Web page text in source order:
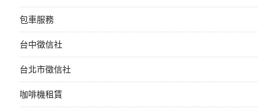
包車服務
台中徵信社
台北市徵信社
咖啡機租賃